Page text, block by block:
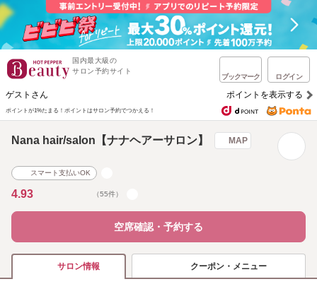
国内最大級の
サロン予約サイト
ブックマーク ログイン
ゲストさん ポイントを表示する
ポイントが1%たまる！ ポイントはサロン予約でつかえる！
Nana hair/salon【ナナヘアーサロン】 MAP
スマート支払いOK
4.93 （55件）
空席確認・予約する
サロン情報 クーポン・メニュー